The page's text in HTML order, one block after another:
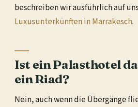
beschreiben wir ausführlich auf
Luxusunterkünften in Marrakesch.
Ist ein Palasthotel
ein Riad?
Nein, auch wenn die Übergänge